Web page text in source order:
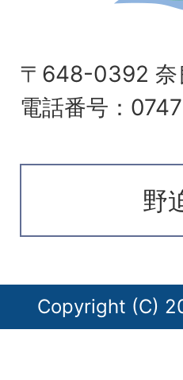
〒648-0392 奈
電話番号：
野
Copyright (C)